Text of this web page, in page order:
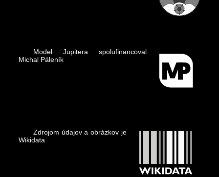
Model Jupitera spolufinancoval
Michal Páleník
Zdrojom údajov a obrázkov je
Wikidata